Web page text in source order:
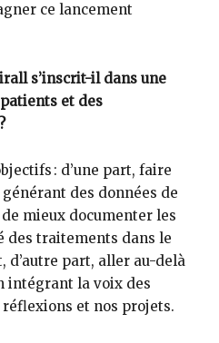
ce lancement
s’inscrit-il dans une
et des
: d’une part, faire
des données de
mieux documenter les
des traitements dans le
d’autre part, aller au-delà
intégrant la voix des
et nos projets.